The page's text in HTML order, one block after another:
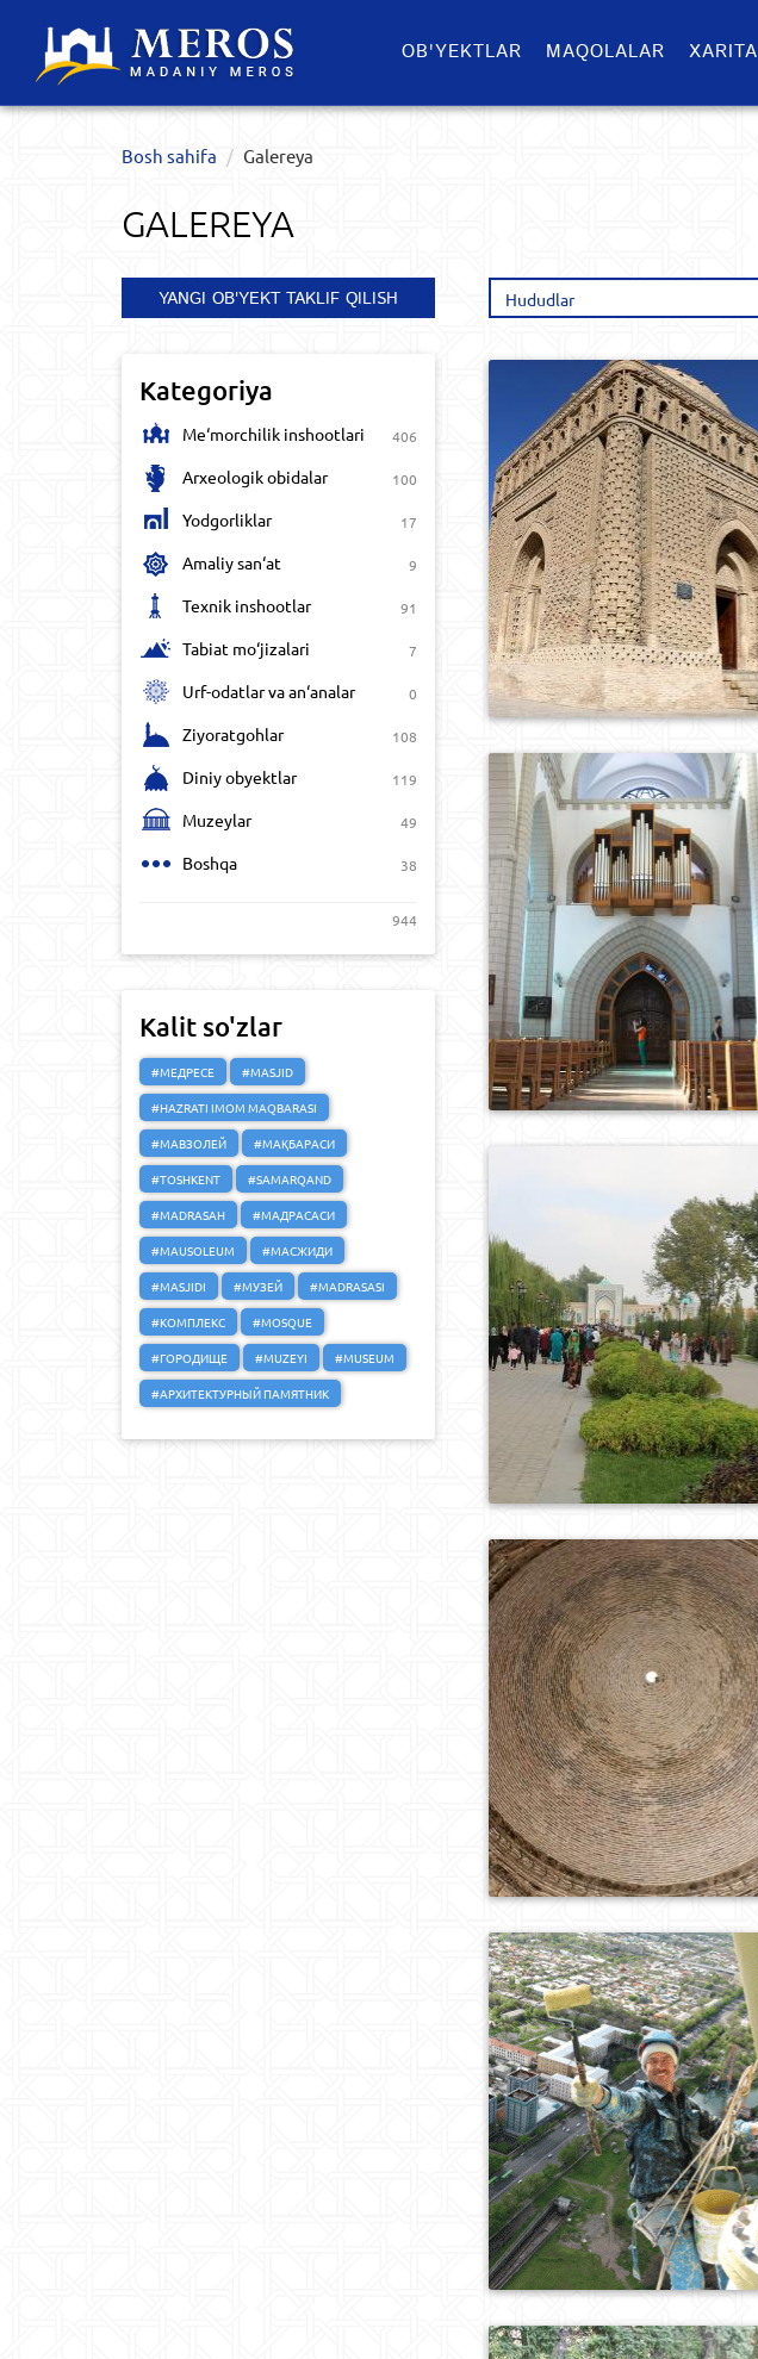
OB'YEKTLAR​ MAQOLALAR XARITA
Bosh sahifa Galereya
GALEREYA
YANGI OB'YEKT TAKLIF QILISH
Kategoriya
Me‘morchilik inshootlari 406
Arxeologik obidalar 100
Yodgorliklar 17
Amaliy san‘at 9
Texnik inshootlar 91
Tabiat mo‘jizalari 7
Urf-odatlar va an‘analar 0
Ziyoratgohlar 108
Diniy obyektlar 119
Muzeylar 49
Boshqa 38
944
Kalit so'zlar
#МЕДРЕСЕ
#MASJID
#HAZRATI IMOM MAQBARASI
#МАВЗОЛЕЙ
#МАҚБАРАСИ
#TOSHKENT
#SAMARQAND
#MADRASAH
#МАДРАСАСИ
#MAUSOLEUM
#МАСЖИДИ
#MASJIDI
#МУЗЕЙ
#MADRASASI
#КОМПЛЕКС
#MOSQUE
#ГОРОДИЩЕ
#MUZEYI
#MUSEUM
#АРХИТЕКТУРНЫЙ ПАМЯТНИК
Hududlar
0 962
0 954
0 930
0 912
0 879